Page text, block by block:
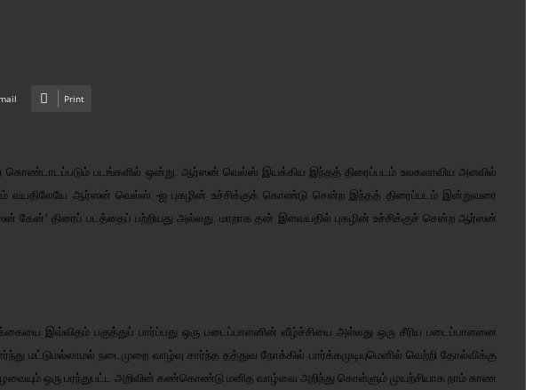
Print
கொண்டாடப்படும் படங்களில் ஒன்று. ஆர்ஸன் வெல்ஸ் இயக்கிய இந்தத் திரைப்படம் உலகளாவிய அளவில்
வயதிலேயே ஆர்ஸன் வெல்ஸ் -ஐ புகழின் உச்சிக்குக் கொண்டு சென்ற இந்தத் திரைப்படம் இன்றுவரை
கேன்’ திரைப் படத்தைப் பற்றியது அல்லது. மாறாக தன் இளவயதில் புகழின் உச்சிக்குச் சென்ற ஆர்ஸன்
இவ்விதம் பகுத்துப் பார்ப்பது ஒரு படைப்பாளனின் வீழ்ச்சியை அல்லது ஒரு சீரிய படைப்பாளனை
மட்டுமல்லாமல் நடைமுறை வாழ்வு சார்ந்த தத்துவ நோக்கில் பார்க்கமுடியுமெனில் வெற்றி தோல்விக்கு
ஒரு பரந்துபட்ட அறிவின் கண்கொண்டு மனித வாழ்வை அறிந்து கொள்ளும் முயற்சியாக நாம் காண